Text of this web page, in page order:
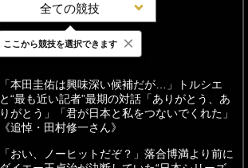
全ての競技
最新 24時間 週間
「本田圭佑は興味深い候補だが…」トルシエ
と“最も近い記者”最期の対話「ありがとう、あ
りがとう」「君が日本と私をつないでくれた」
《追悼・田村修一さん》
「おい、ノーヒットだぞ？」落合博満より前に
ここから競技を選択できます ×